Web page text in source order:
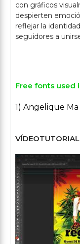
con gráficos
despierten
reflejar la
seguidores a
Free fonts used
1) Angelique